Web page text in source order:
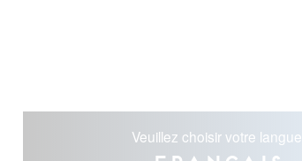
Veuillez choisir votre langue